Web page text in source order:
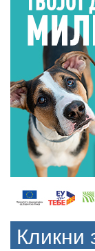
Кликни